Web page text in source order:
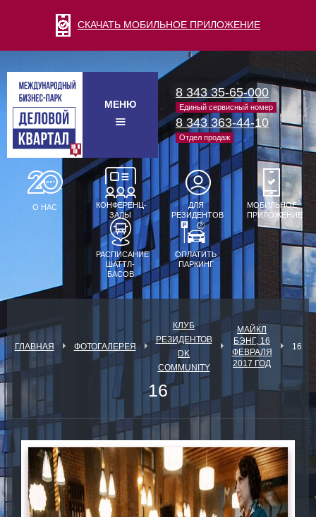
СКАЧАТЬ МОБИЛЬНОЕ ПРИЛОЖЕНИЕ
МЕНЮ
8 343 35-65-000
Единый сервисный номер
8 343 363-44-10
Отдел продаж
О НАС
КОНФЕРЕНЦ-
ЗАЛЫ
ДЛЯ
РЕЗИДЕНТОВ
МОБИЛЬНОЕ
ПРИЛОЖЕНИЕ
РАСПИСАНИЕ
ШАТТЛ-
БАСОВ
ОПЛАТИТЬ
ПАРКИНГ
ГЛАВНАЯ ФОТОГАЛЕРЕЯ
КЛУБ
РЕЗИДЕНТОВ
DK
COMMUNITY
МАЙКЛ
БЭНГ, 16
ФЕВРАЛЯ
2017 ГОД
16
16